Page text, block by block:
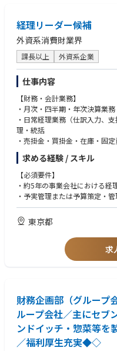
20代～40代のメンバーが所属
から活発にコミュニケーショ
る職場です。
■働く環境
・平均残業時間は月30時間程
就業できる環境です。
・会社全体では年に数回土曜
得しやすい環境です。祝祭日
が、有給休暇を使用し、土日
・総合職のため制度上は転勤の
勤者は出ていません。
■当社について
当社は中食業界のリーディン
商品を手掛けています。単身
など社会・生活環境の変化を
成長が見込める業界です。海
ており、当社グループは国内
経理リーダー候補
外資系消費財業界
課長以上 外資系企業
仕事内容
【財務・会計業務】
・月次・四半期・年次決算業務
・日常経理業務（仕訳入力、
理・統括
・売掛金・買掛金・在庫・固
・資金管理およびキャッシュフ
【管理会計・経営管理】
・年度予算の策定および予実管
・売上・利益・費用などの経
【監査・税務対応】
・会計監査・監査対応
・税務申告に必要な資料作成
・韓国本社向け決算・財務報
・その他、財務経理に関する
※ご経験やスキルに応じて、上
求める経験 / スキル
【必須要件】
・約5年の事業会社における
・予実管理または予算策定・
東京都
求
財務企画部（グルー
ループ会社／主にセブ
ンドイッチ・惣菜等を
／福利厚生充実◆◇